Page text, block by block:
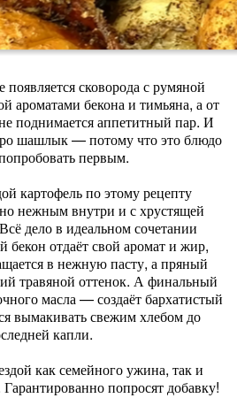
появляется сковорода с румяной
ароматами бекона и тимьяна, а от
поднимается аппетитный пар. И
шашлык — потому что это блюдо
первым.
картофель по этому рецепту
нежным внутри и с хрустящей
дело в идеальном сочетании
бекон отдаёт свой аромат и жир,
в нежную пасту, а пряный
травяной оттенок. А финальный
масла — создаёт бархатистый
вымакивать свежим хлебом до
капли.
как семейного ужина, так и
Гарантированно попросят добавку!